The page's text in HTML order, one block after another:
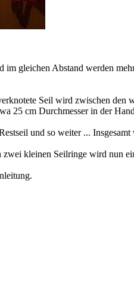
gleichen Abstand werden
Seil wird zwischen den
25 cm Durchmesser in der
und so weiter ...
kleinen Seilringe wird nun